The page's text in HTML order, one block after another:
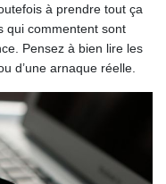
à prendre tout ça
qui commentent sont
Pensez à bien lire les
d’une arnaque réelle.